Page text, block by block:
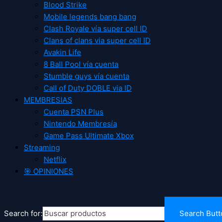
Blood Strike
Mobile legends bang bang
Clash Royale vía super cell ID
Clans of clans via super cell ID
Avakin Life
8 Ball Pool vía cuenta
Stumble guys vía cuenta
Call of Duty DOBLE via ID
MEMBRESIAS
Cuenta PSN Plus
Nintendo Membresía
Game Pass Ultimate Xbox
Streaming
Netflix
🎯 OPINIONES
Search for: Search